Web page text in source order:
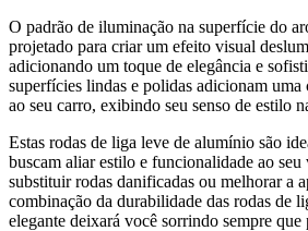
O padrão de iluminação na superfície do
projetado para criar um efeito visual
adicionando um toque de elegância e
superfícies lindas e polidas adicionam uma
ao seu carro, exibindo seu senso de estilo
Estas rodas de liga leve de alumínio são
buscam aliar estilo e funcionalidade ao seu
substituir rodas danificadas ou melhorar a
combinação da durabilidade das rodas de
elegante deixará você sorrindo sempre que